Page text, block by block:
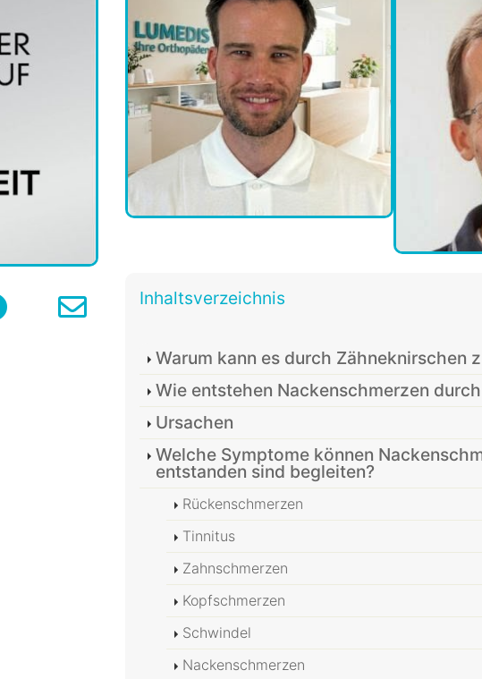
Inhaltsverzeichnis
Warum kann es durch Zähneknirschen
Wie entstehen Nackenschmerzen
Ursachen
Welche Symptome können
entstanden sind begleiten?
Rückenschmerzen
Tinnitus
Zahnschmerzen
Kopfschmerzen
Schwindel
Nackenschmerzen